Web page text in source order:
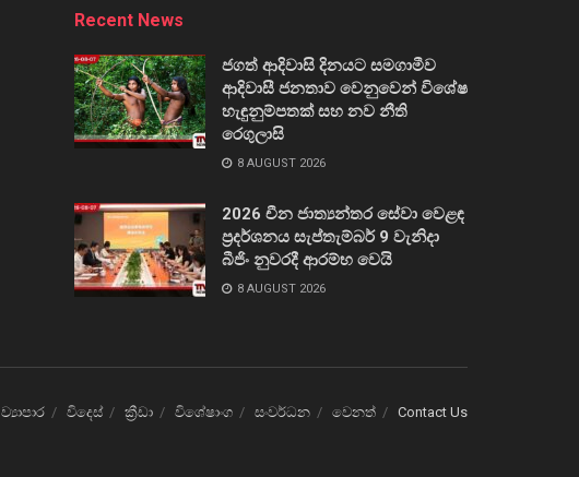
Recent News
ජගත් ආදිවාසි දිනයට සමගාමීව
ආදිවාසී ජනතාව වෙනුවෙන් විශේෂ
හැඳුනුම්පතක් සහ නව නීති
රෙගුලාසි
8 AUGUST 2026
2026 චීන ජාත්‍යන්තර සේවා වෙළඳ
ප්‍රදර්ශනය සැප්තැම්බර් 9 වැනිදා
බීජිං නුවරදී ආරම්භ වෙයි
8 AUGUST 2026
ව්‍යාපාර විදෙස් ක්‍රීඩා විශේෂාංග සංවර්ධන වෙනත් Contact Us